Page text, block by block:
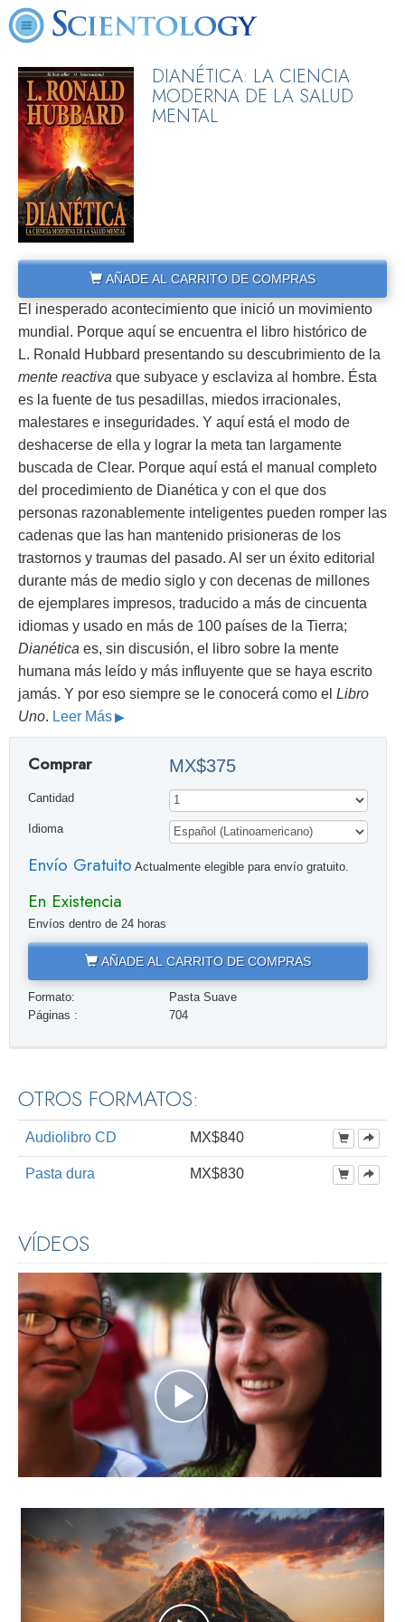
DIANÉTICA: LA CIENCIA
MODERNA DE LA SALUD
MENTAL
AÑADE AL CARRITO DE COMPRAS
El inesperado acontecimiento que inició un movimiento
mundial. Porque aquí se encuentra el libro histórico de
L. Ronald Hubbard presentando su descubrimiento de la
mente reactiva que subyace y esclaviza al hombre. Ésta
es la fuente de tus pesadillas, miedos irracionales,
malestares e inseguridades. Y aquí está el modo de
deshacerse de ella y lograr la meta tan largamente
buscada de Clear. Porque aquí está el manual completo
del procedimiento de Dianética y con el que dos
personas razonablemente inteligentes pueden romper las
cadenas que las han mantenido prisioneras de los
trastornos y traumas del pasado. Al ser un éxito editorial
durante más de medio siglo y con decenas de millones
de ejemplares impresos, traducido a más de cincuenta
idiomas y usado en más de 100 países de la Tierra;
Dianética es, sin discusión, el libro sobre la mente
humana más leído y más influyente que se haya escrito
jamás. Y por eso siempre se le conocerá como el Libro
Uno. Leer Más
Comprar MX$375
Cantidad
Idioma
Envío Gratuito Actualmente elegible para envío gratuito.
En Existencia
Envíos dentro de 24 horas
AÑADE AL CARRITO DE COMPRAS
Formato:
Pasta Suave
Páginas :
704
OTROS FORMATOS:
Audiolibro CD MX$840
Pasta dura MX$830
VÍDEOS